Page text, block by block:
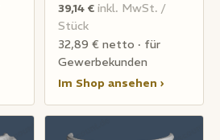
39,14 € inkl. MwSt. /
Stück
32,89 € netto · für
Gewerbekunden
Im Shop ansehen ›